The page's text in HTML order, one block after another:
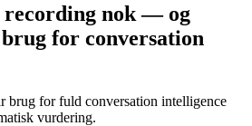
nok — og
for conversation
brug for fuld conversation intelligence
vurdering.